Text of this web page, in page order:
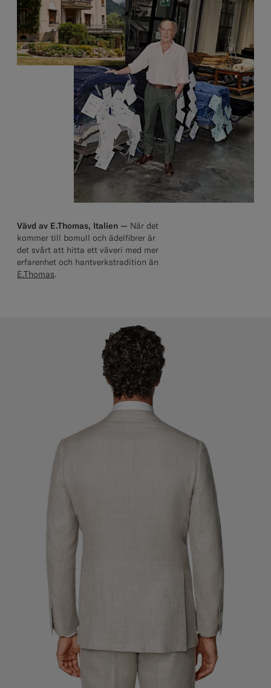
Vävd av E.Thomas, Italien — När det
kommer till bomull och ädelfibrer är
det svårt att hitta ett väveri med mer
erfarenhet och hantverkstradition än
E.Thomas.